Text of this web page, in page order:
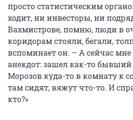
просто статистическим
ходит, ни инвесторы, ни
Вахмистрове, помню, люди в
коридорам стояли, бегали,
вспоминает он. – А сейчас
анекдот: зашел как-то бывший
Морозов куда-то в комнату к
там сидят, вяжут что-то. И
кто?»